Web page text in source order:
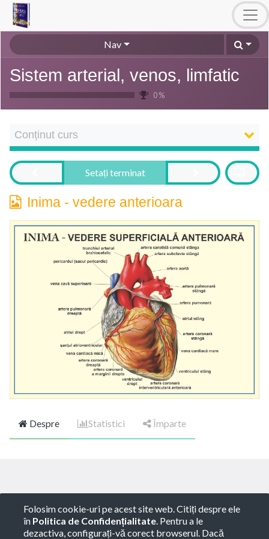
Nav
Sistem arterial, venos, limfatic
0 %
Conținut curs
Inima - vedere anterioara
Setați terminat
Despre Statistici Împarte
Folosim cookie-uri pe acest site web. Citiți despre ele
în Politica de Confidențialitate. Pentru a le
dezactiva, configurați-vă corect browserul. Dacă
Copyright © ROTARY GLOBART SRL -Termeni de
utilizare-Politica de Confidențialitate-Consultanță
juridică